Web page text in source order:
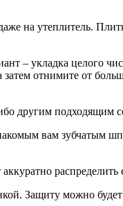
на утеплитель.
– укладка целого
отнимите от
другим подходящим
вам зубчатым
Защиту можно